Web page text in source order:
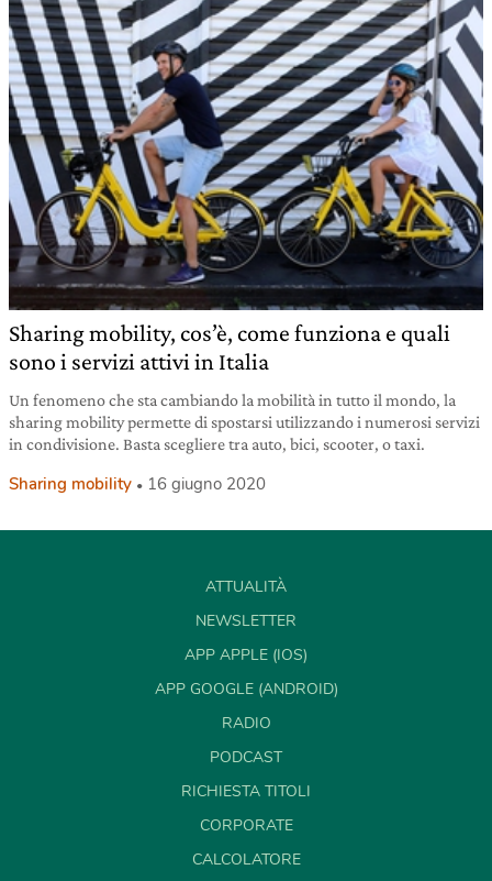
Sharing mobility, cos’è, come funziona e quali
sono i servizi attivi in Italia
Un fenomeno che sta cambiando la mobilità in tutto il mondo, la
sharing mobility permette di spostarsi utilizzando i numerosi servizi
in condivisione. Basta scegliere tra auto, bici, scooter, o taxi.
Sharing mobility 16 giugno 2020
ATTUALITÀ
NEWSLETTER
APP APPLE (IOS)
APP GOOGLE (ANDROID)
RADIO
PODCAST
RICHIESTA TITOLI
CORPORATE
CALCOLATORE